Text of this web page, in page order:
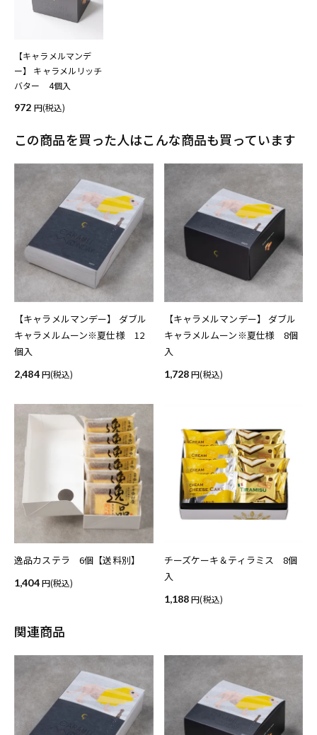
【キャラメルマンデ
ー】 キャラメルリッチ
バター 4個入
972
(税込)
この商品を買った人はこんな商品も買っています
【キャラメルマンデー】 ダブル
キャラメルムーン※夏仕様 12
個入
2,484 (税込)
【キャラメルマンデー】 ダブル
キャラメルムーン※夏仕様 8個
入
1,728 (税込)
逸品カステラ 6個【送料別】
1,404 (税込)
チーズケーキ＆ティラミス 8個
入
1,188 (税込)
関連商品